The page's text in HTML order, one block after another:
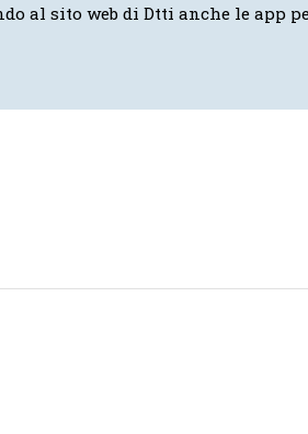
al sito web di Dtti anche le app